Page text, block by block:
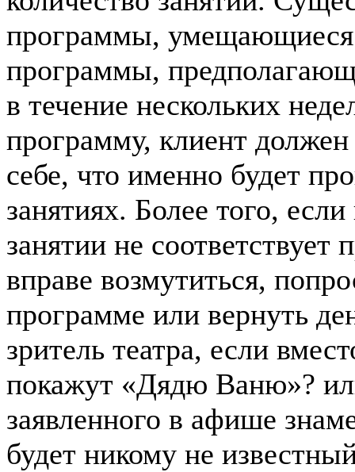
программы,
программы,
в течение нескольких
программу, клиент должен
себе, что именно будет
занятиях. Более того,
занятии не соответствует
вправе возмутиться,
программе или вернуть
зритель театра, если
покажут «Дядю Ваню»?
заявленного в афише
будет никому не